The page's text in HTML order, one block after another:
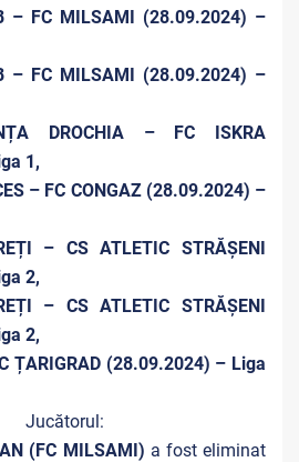
– FC MILSAMI (28.09.2024) –
– FC MILSAMI (28.09.2024) –
DROCHIA – FC ISKRA
1,
– FC CONGAZ (28.09.2024) –
– CS ATLETIC STRĂȘENI
2,
– CS ATLETIC STRĂȘENI
2,
ȚARIGRAD (28.09.2024) – Liga
Jucătorul:
(FC MILSAMI) a fost eliminat